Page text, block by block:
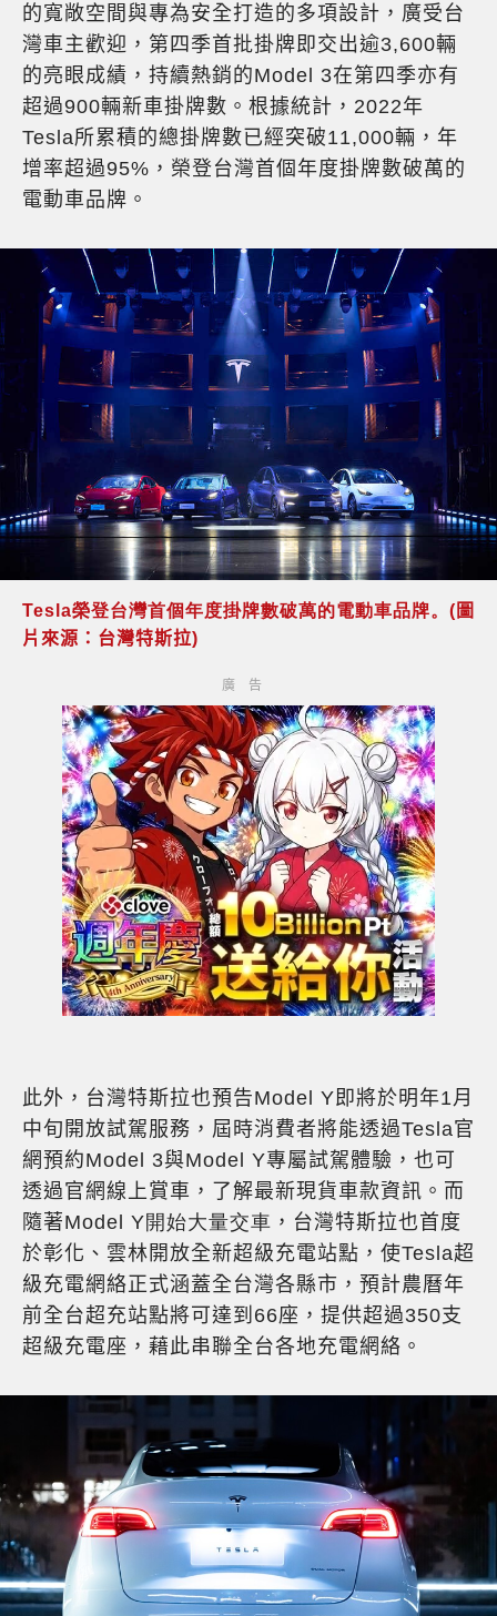
的寬敞空間與專為安全打造的多項設計， 廣受台
灣車主歡迎，第四季首批掛牌即交出逾3,600輛
的亮眼成績，持續熱銷的Model 3在第四季亦有
超過900輛新車掛牌數。根據統計，2022年
Tesla所累積的總掛牌數已經突破11,000輛，年
增率超過95% ，榮登台灣首個年度掛牌數破萬的
電動車品牌。
Tesla榮登台灣首個年度掛牌數破萬的電動車品牌。 (圖
片來源：台灣特斯拉)
此外，台灣特斯拉也預告Model Y 即將於明年1月
中旬開放試駕服務，屆時消費者將能透過Tesla官
網預約Model 3與Model Y專屬試駕體驗，也可
透過官網線上賞車，了解最新現貨車款資訊。而
隨著Model Y開始大量交車 ，台灣特斯拉也首度
於彰化、雲林開放全新超級充電站點，使Tesla超
級充電網絡正式涵蓋全台灣各縣市，預計農曆年
前全台超充站點將可達到 66座，提供超過350支
超級充電座，藉此串聯全台各地充電網絡。